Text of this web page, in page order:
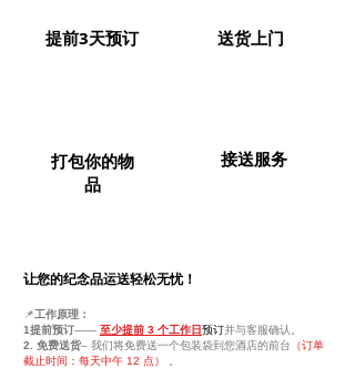
提前3天预订 送货上门
打包你的物
品
接送服务
让您的纪念品运送轻松无忧！
📌工作原理：
1️提前预订—— 至少提前 3 个工作日预订并与客服确认。
2️. 免费送货– 我们将免费送一个包装袋到您酒店的前台 （订单
截止时间：每天中午 12 点）